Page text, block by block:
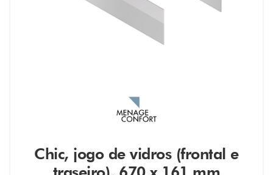
Chic, jogo de vidros (frontal e